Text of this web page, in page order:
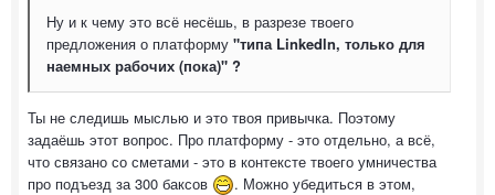
Ну и к чему это всё несёшь, в разрезе твоего
предложения о платформу "типа Linkedln, только для
наемных рабочих (пока)" ?
Ты не следишь мыслью и это твоя привычка. Поэтому
задаёшь этот вопрос. Про платформу - это отдельно, а всё,
что связано со сметами - это в контексте твоего умничества
про подъезд за 300 баксов
. Можно убедиться в этом,